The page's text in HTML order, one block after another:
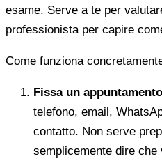
esame. Serve a te per
professionista per capire
Come funziona
Fissa un appuntamento
telefono, email,
contatto. Non serve
semplicemente dire